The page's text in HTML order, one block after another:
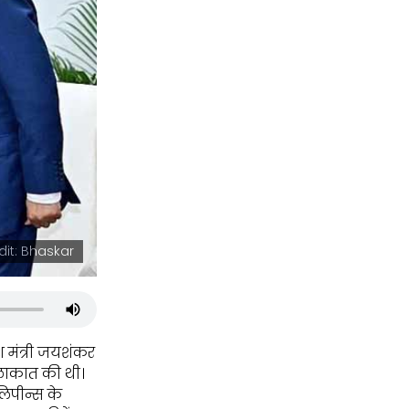
Bhaskar
मंत्री जयशंकर
की थी।
के